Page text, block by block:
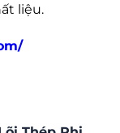
liệu.